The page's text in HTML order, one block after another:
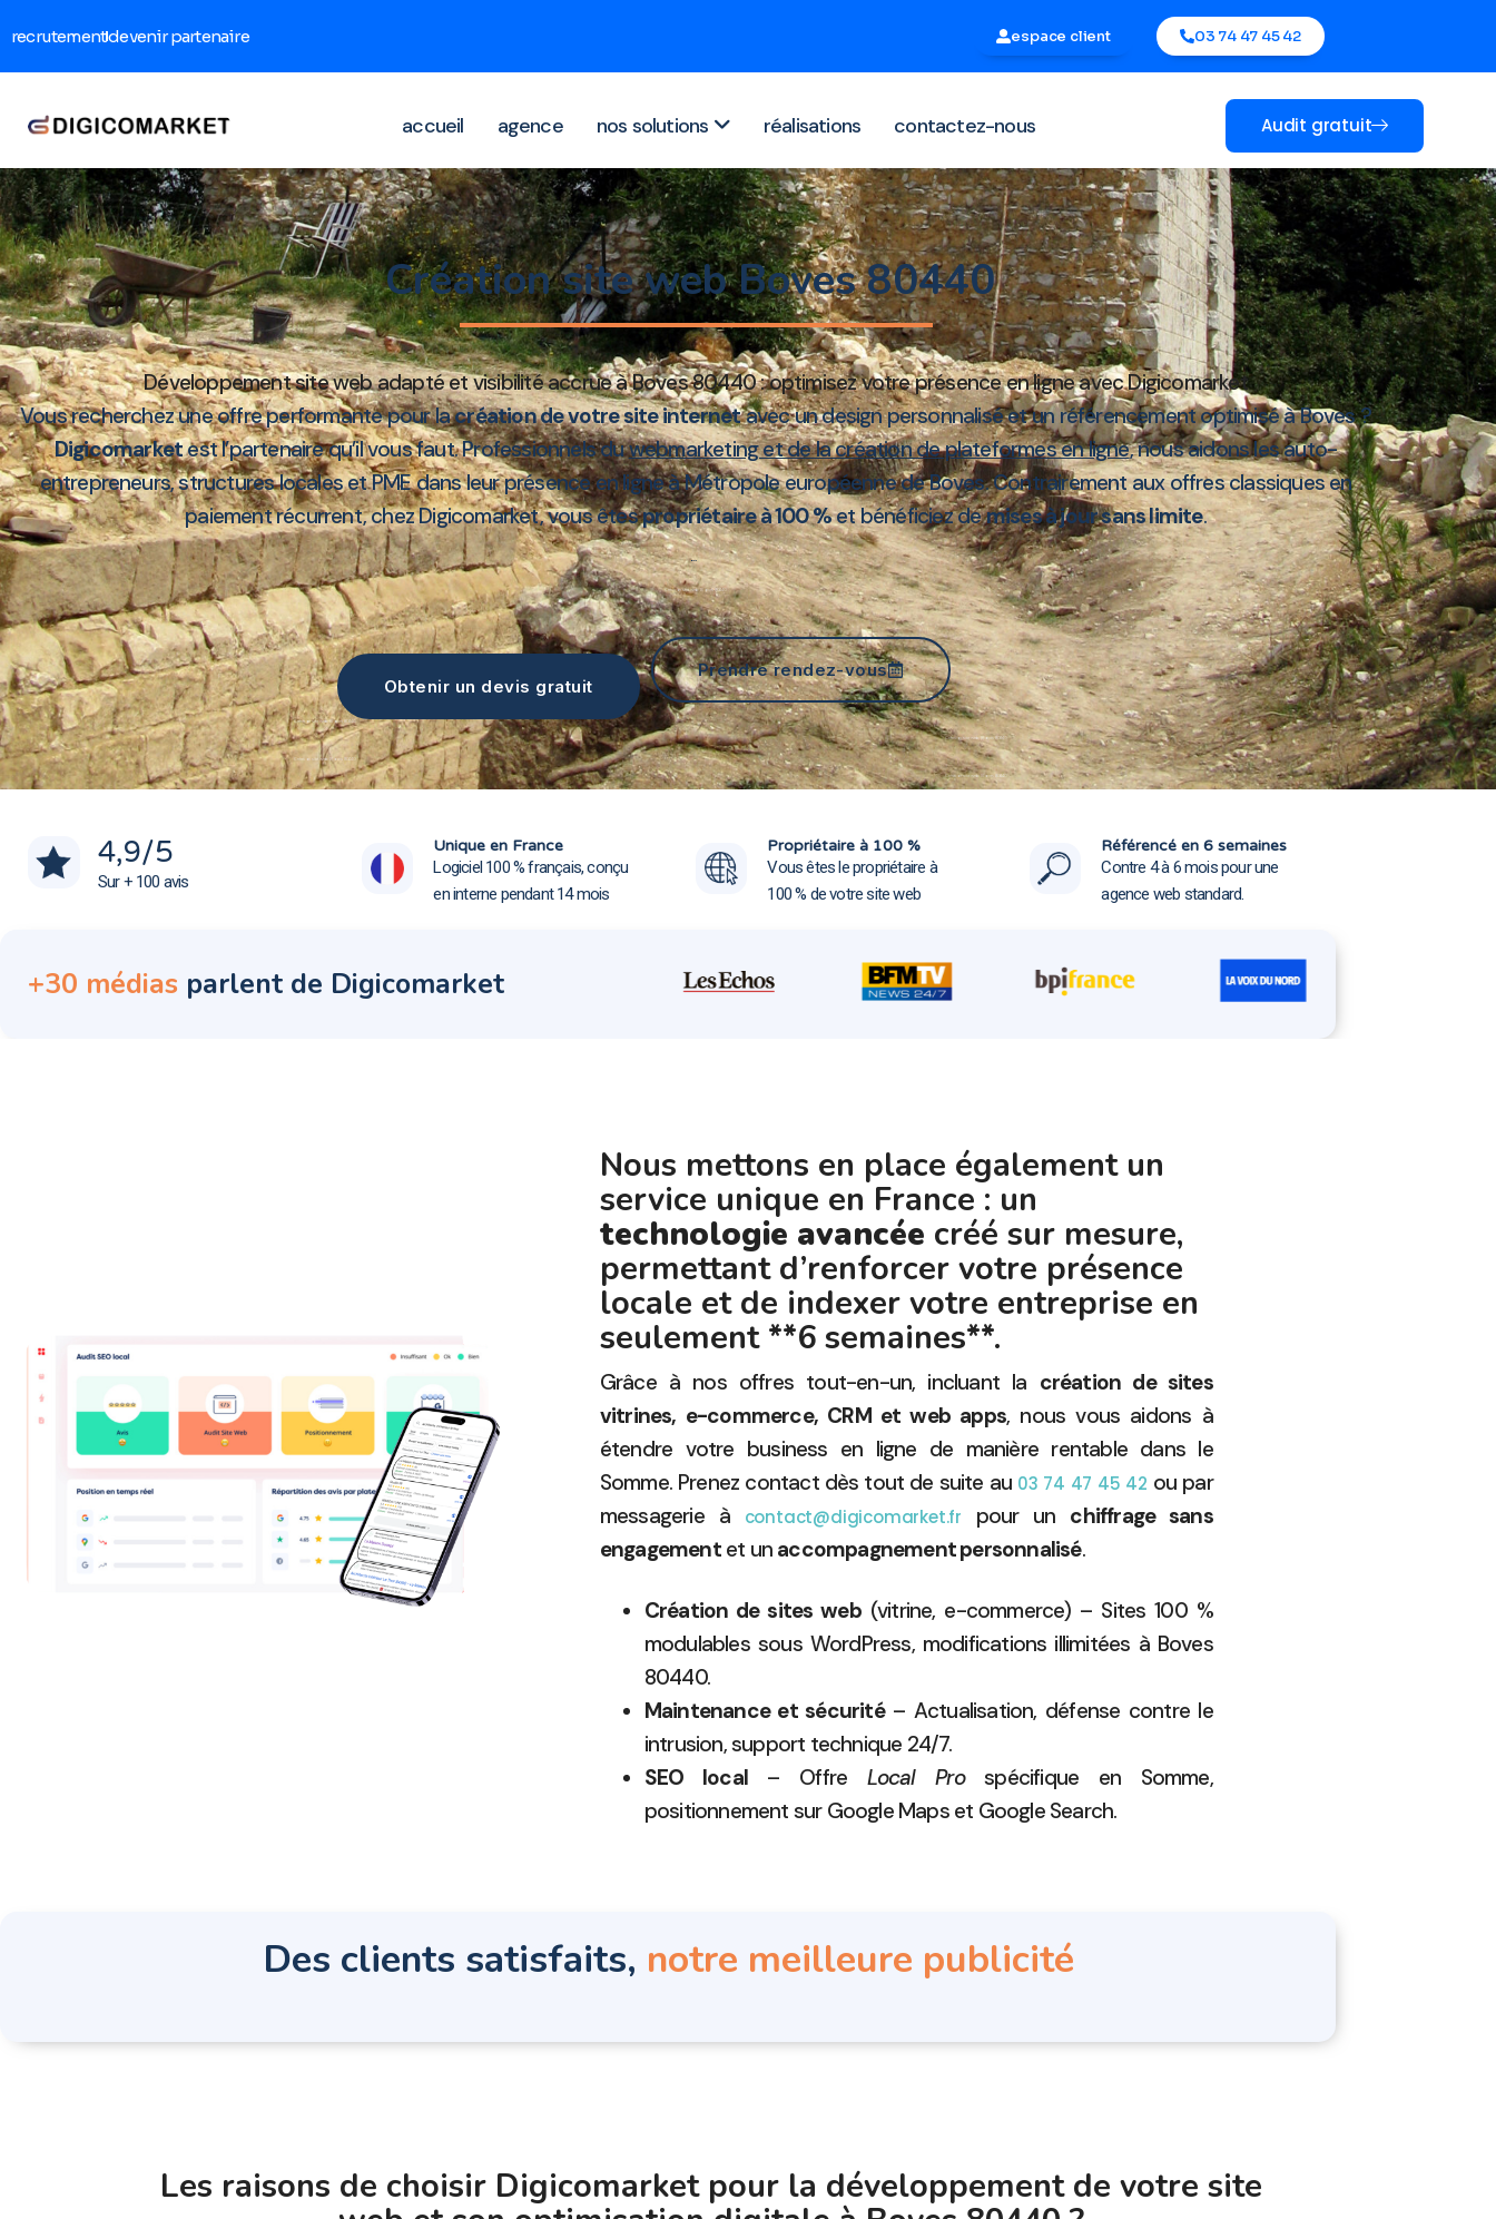
recrutementdevenir partenaire espace client 03 74 47 45 42
accueil agence nos solutions réalisations contactez-nous Audit gratuit
Création site web Boves 80440
Développement site web adapté et visibilité accrue à Boves 80440 : optimisez votre présence en ligne avec Digicomarket
Vous recherchez une offre performante pour lacréation de votre site internetavec un design personnalisé et un référencement optimisé à Boves ?
Digicomarketest l’partenaire qu’il vous faut. Professionnels duwebmarketing et de la création de plateformes en ligne, nous aidons les auto-
entrepreneurs, structures locales et PME dans leur présence en ligne à Métropole européenne de Boves. Contrairement aux offres classiques en
paiement récurrent, chez Digicomarket, vous êtespropriétaire à 100 %et bénéficiez demises à jour sans limite.
Création site web Boves 80440
Obtenir un devis gratuit
Création site web Boves 80440
Création site web Boves 80440
Prendre rendez-vous
Création site web Boves 80440
Création site web Boves 80440
4,9/5
Sur + 100 avis
Unique en France
Logiciel 100 % français, conçu
en interne pendant 14 mois
Propriétaire à 100 %
Vous êtes le propriétaire à
100 % de votre site web
Référencé en 6 semaines
Contre 4 à 6 mois pour une
agence web standard.
+30 médias parlent de Digicomarket
Nous mettons en place également un
service unique en France : un
technologie avancée créé sur mesure,
permettant d’renforcer votre présence
locale et de indexer votre entreprise en
seulement **6 semaines**.
Grâce à nos offres tout-en-un, incluant la création de sites
vitrines, e-commerce, CRM et web apps, nous vous aidons à
étendre votre business en ligne de manière rentable dans le
Somme. Prenez contact dès tout de suite au 03 74 47 45 42 ou par
messagerie à
contact@digicomarket.fr pour un chiffrage sans
engagementet un accompagnement personnalisé.
Création de sites web(vitrine, e-commerce) – Sites 100 %
modulables sous WordPress, modifications illimitées à Boves
80440.
Maintenance et sécurité– Actualisation, défense contre le
intrusion, support technique 24/7.
SEO local– Offre Local Prospécifique en Somme,
positionnement sur Google Maps et Google Search.
Des clients satisfaits, notre meilleure publicité
Les raisons de choisir Digicomarket pour la développement de votre site